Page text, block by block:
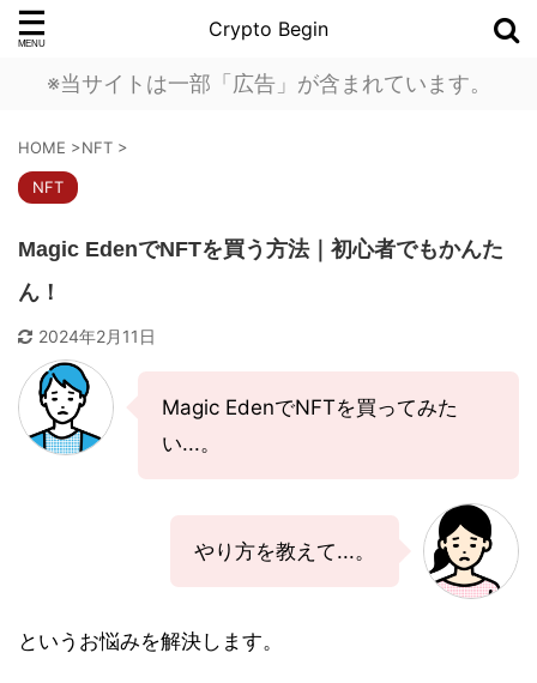
Crypto Begin
※当サイトは一部「広告」が含まれています。
HOME >NFT >
NFT
Magic EdenでNFTを買う方法｜初心者でもかんた
ん！
2024年2月11日
Magic EdenでNFTを買ってみた
い...。
やり方を教えて...。
というお悩みを解決します。